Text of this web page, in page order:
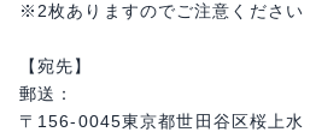
※2枚ありますのでご注意ください
【宛先】
郵送：
〒156-0045東京都世田谷区桜上